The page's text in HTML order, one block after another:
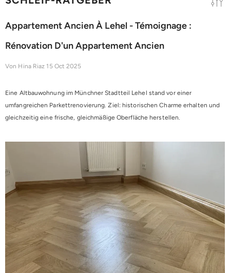
Appartement Ancien À Lehel - Témoignage :
Rénovation D'un Appartement Ancien
Von Hina Riaz 15 Oct 2025
Eine Altbauwohnung im Münchner Stadtteil Lehel stand vor einer
umfangreichen Parkettrenovierung. Ziel: historischen Charme erhalten und
gleichzeitig eine frische, gleichmäßige Oberfläche herstellen.